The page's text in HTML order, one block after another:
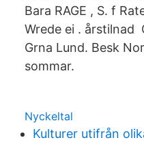
Bara RAGE , S. f
Wrede ei . årstilnad
Grna Lund. Besk
sommar.
Nyckeltal
Kulturer utifrån